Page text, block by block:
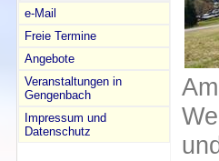
e-Mail
Freie Termine
Angebote
Veranstaltungen in
Gengenbach
Impressum und
Datenschutz